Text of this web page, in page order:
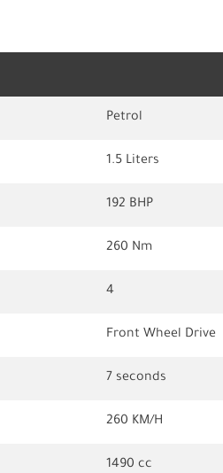
Petrol
1.5 Liters
192 BHP
260 Nm
4
Front Wheel Drive
7 seconds
260 KM/H
1490 cc